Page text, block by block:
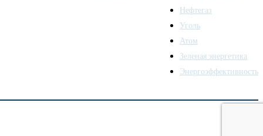
Нефтегаз
Уголь
Атом
Зеленая энергетика
Энергоэффективность